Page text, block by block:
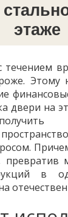
этаже
Этому
двери на
в